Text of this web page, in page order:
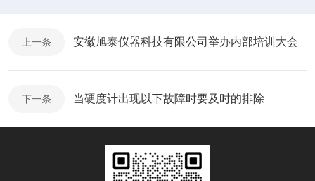
上一条 安徽旭泰仪器科技有限公司举办内部培训大会
下一条 当硬度计出现以下故障时要及时的排除